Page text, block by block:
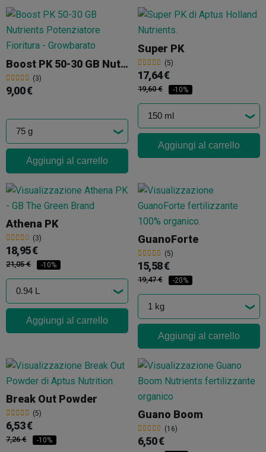
Boost PK 50-30 GB Nutrients
(3)
9,00 €
Aggiungi al carrello
Super PK
(5)
17,64 €
19,60 € -10%
Aggiungi al carrello
Athena PK
(3)
18,95 €
21,05 € -10%
Aggiungi al carrello
GuanoForte
(5)
15,58 €
19,47 € -20%
Aggiungi al carrello
Break Out Powder
(5)
6,53 €
7,26 € -10%
Guano Boom
(16)
6,50 €